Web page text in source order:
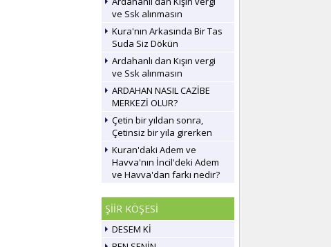
ve Ssk alınmasın
Kura'nın Arkasında Bir Tas
Suda Siz Dökün
Ardahanlı dan Kışın vergi
ve Ssk alınmasın
ARDAHAN NASIL CAZİBE
MERKEZİ OLUR?
Çetin bir yıldan sonra,
Çetinsiz bir yıla girerken
Kuran'daki Adem ve
Havva'nın İncil'deki Adem
ve Havva'dan farkı nedir?
ŞİİR KÖŞESİ
DESEM Kİ